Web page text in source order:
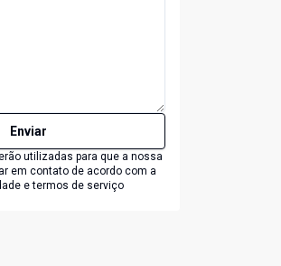
Enviar
utilizadas para que a nossa
em contato de acordo com a
e termos de serviço